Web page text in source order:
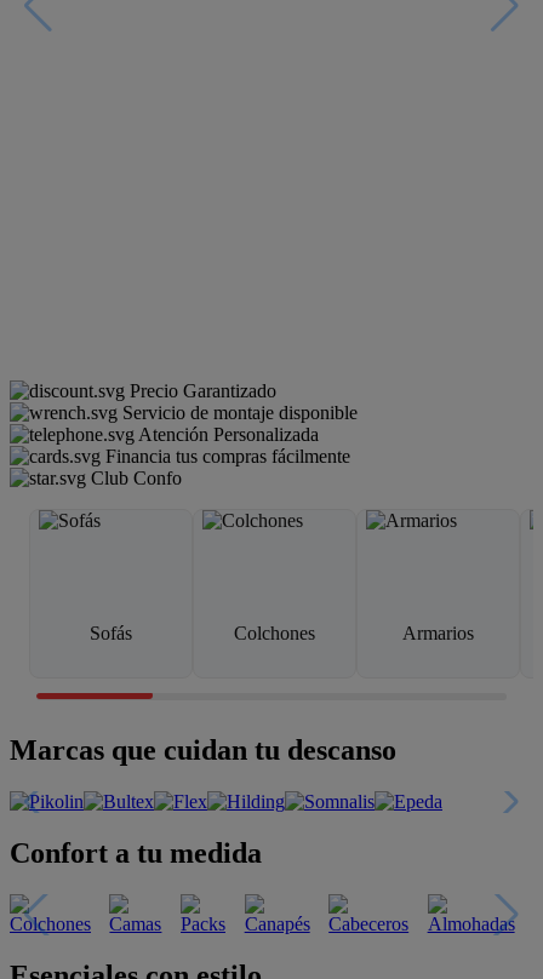
Precio Garantizado
Servicio de montaje disponible
Atención Personalizada
Financia tus compras fácilmente
Club Confo
Sofás Colchones Armarios
Marcas que cuidan tu descanso
Confort a tu medida